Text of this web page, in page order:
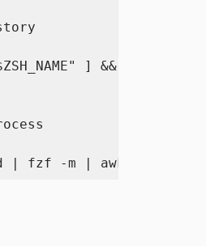
] && fc -l 1